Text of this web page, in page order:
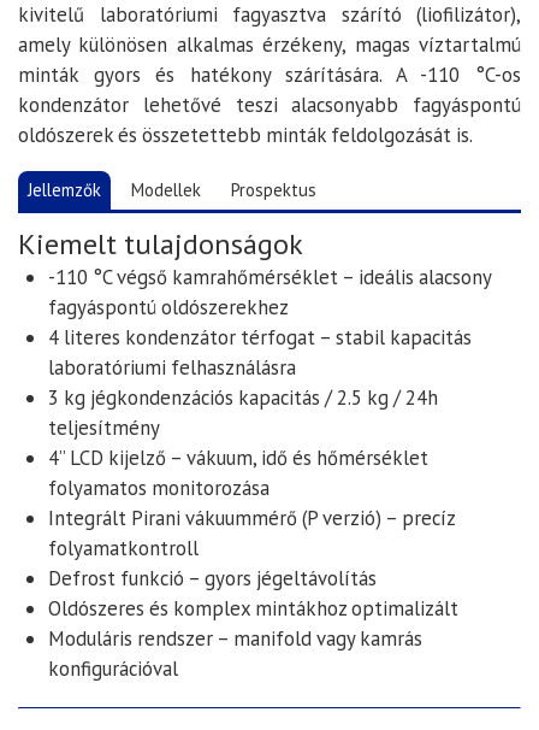
kivitelű laboratóriumi fagyasztva szárító (liofilizátor),
amely különösen alkalmas érzékeny, magas víztartalmú
minták gyors és hatékony szárítására. A -110 °C-os
kondenzátor lehetővé teszi alacsonyabb fagyáspontú
oldószerek és összetettebb minták feldolgozását is.
Jellemzők Modellek Prospektus
Kiemelt tulajdonságok
-110 °C végső kamrahőmérséklet – ideális alacsony
fagyáspontú oldószerekhez
4 literes kondenzátor térfogat – stabil kapacitás
laboratóriumi felhasználásra
3 kg jégkondenzációs kapacitás / 2.5 kg / 24h
teljesítmény
4” LCD kijelző – vákuum, idő és hőmérséklet
folyamatos monitorozása
Integrált Pirani vákuummérő (P verzió) – precíz
folyamatkontroll
Defrost funkció – gyors jégeltávolítás
Oldószeres és komplex mintákhoz optimalizált
Moduláris rendszer – manifold vagy kamrás
konfigurációval